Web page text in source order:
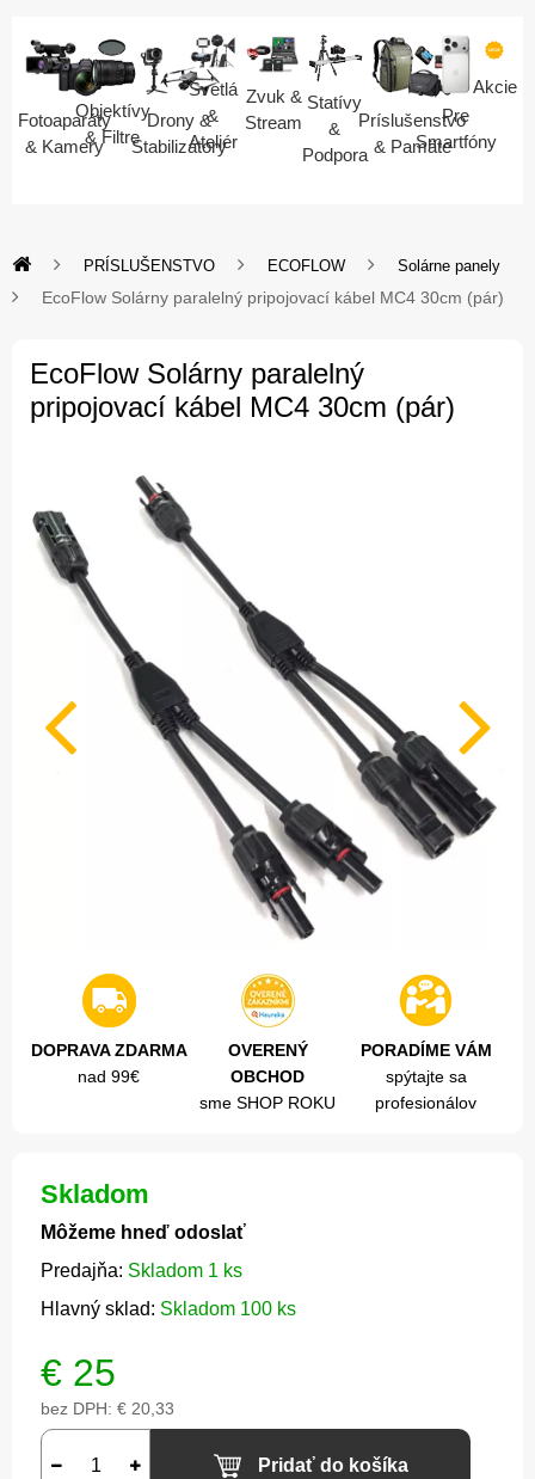
Fotoaparáty
& Kamery
Objektívy
& Filtre
Drony &
Stabilizátory
Svetlá
&
Ateliér
Zvuk &
Stream
Statívy
&
Podpora
Príslušenstvo
& Pamäte
Pre
Smartfóny
Akcie
PRÍSLUŠENSTVO ECOFLOW Solárne panely
EcoFlow Solárny paralelný pripojovací kábel MC4 30cm (pár)
EcoFlow Solárny paralelný
pripojovací kábel MC4 30cm (pár)
DOPRAVA ZDARMA
nad 99€
OVERENÝ
OBCHOD
sme SHOP ROKU
PORADÍME VÁM
spýtajte sa
profesionálov
Skladom
Môžeme hneď odoslať
Predajňa: Skladom 1 ks
Hlavný sklad: Skladom 100 ks
€ 25
bez DPH: € 20,33
Pridať do košíka